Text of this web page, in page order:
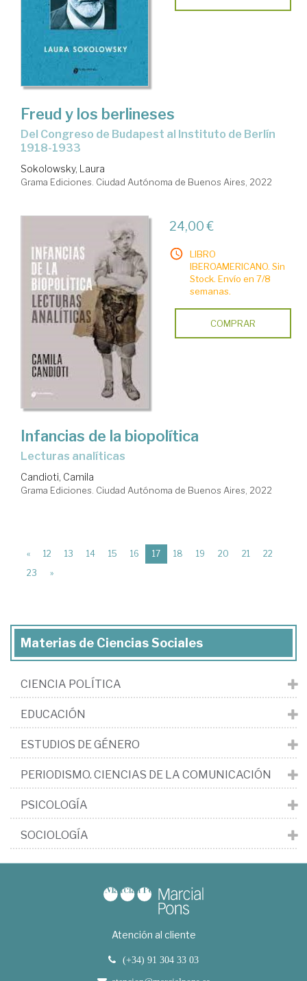
Freud y los berlineses
Del Congreso de Budapest al Instituto de Berlín
1918-1933
Sokolowsky, Laura
Grama Ediciones. Ciudad Autónoma de Buenos Aires, 2022
24,00 €
LIBRO
IBEROAMERICANO. Sin
Stock. Envío en 7/8
semanas.
COMPRAR
Infancias de la biopolítica
lecturas analíticas
Candioti, Camila
Grama Ediciones. Ciudad Autónoma de Buenos Aires, 2022
« 12 13 14 15 16 17(current)
18 19 20 21
22
23
»
Materias de Ciencias Sociales
CIENCIA POLÍTICA
EDUCACIÓN
ESTUDIOS DE GÉNERO
PERIODISMO. CIENCIAS DE LA COMUNICACIÓN
PSICOLOGÍA
SOCIOLOGÍA
Atención al cliente
(+34) 91 304 33 03